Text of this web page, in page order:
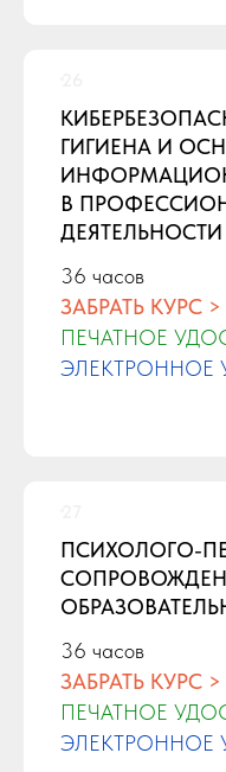
ГИГИЕНА И
В
36 часов
ЗАБРАТЬ КУРС >
ПЕЧАТНОЕ
ЭЛЕКТРОННОЕ
ПСИХОЛОГО-
36 часов
ЗАБРАТЬ КУРС >
ПЕЧАТНОЕ
ЭЛЕКТРОННОЕ